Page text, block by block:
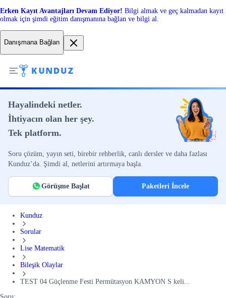
Erken Kayıt Avantajları Devam Ediyor! Bilgi almak ve geç kalmadan kayıt
olmak için şimdi eğitim danışmanına bağlan ve bilgi al.
Danışmana Bağlan
Hayalindeki netler.
İhtiyacın olan her şey.
Tek platform.
Soru çözüm, yayın seti, birebir rehberlik, canlı dersler ve daha fazlası
Kunduz’da. Şimdi al, netlerini artırmaya başla.
Görüşme Başlat Paketleri İncele
Kunduz
Sorular
Lise Matematik
Bileşik Olaylar
TEST 04 Güçlenme Festi Permütasyon KAMYON S keli...